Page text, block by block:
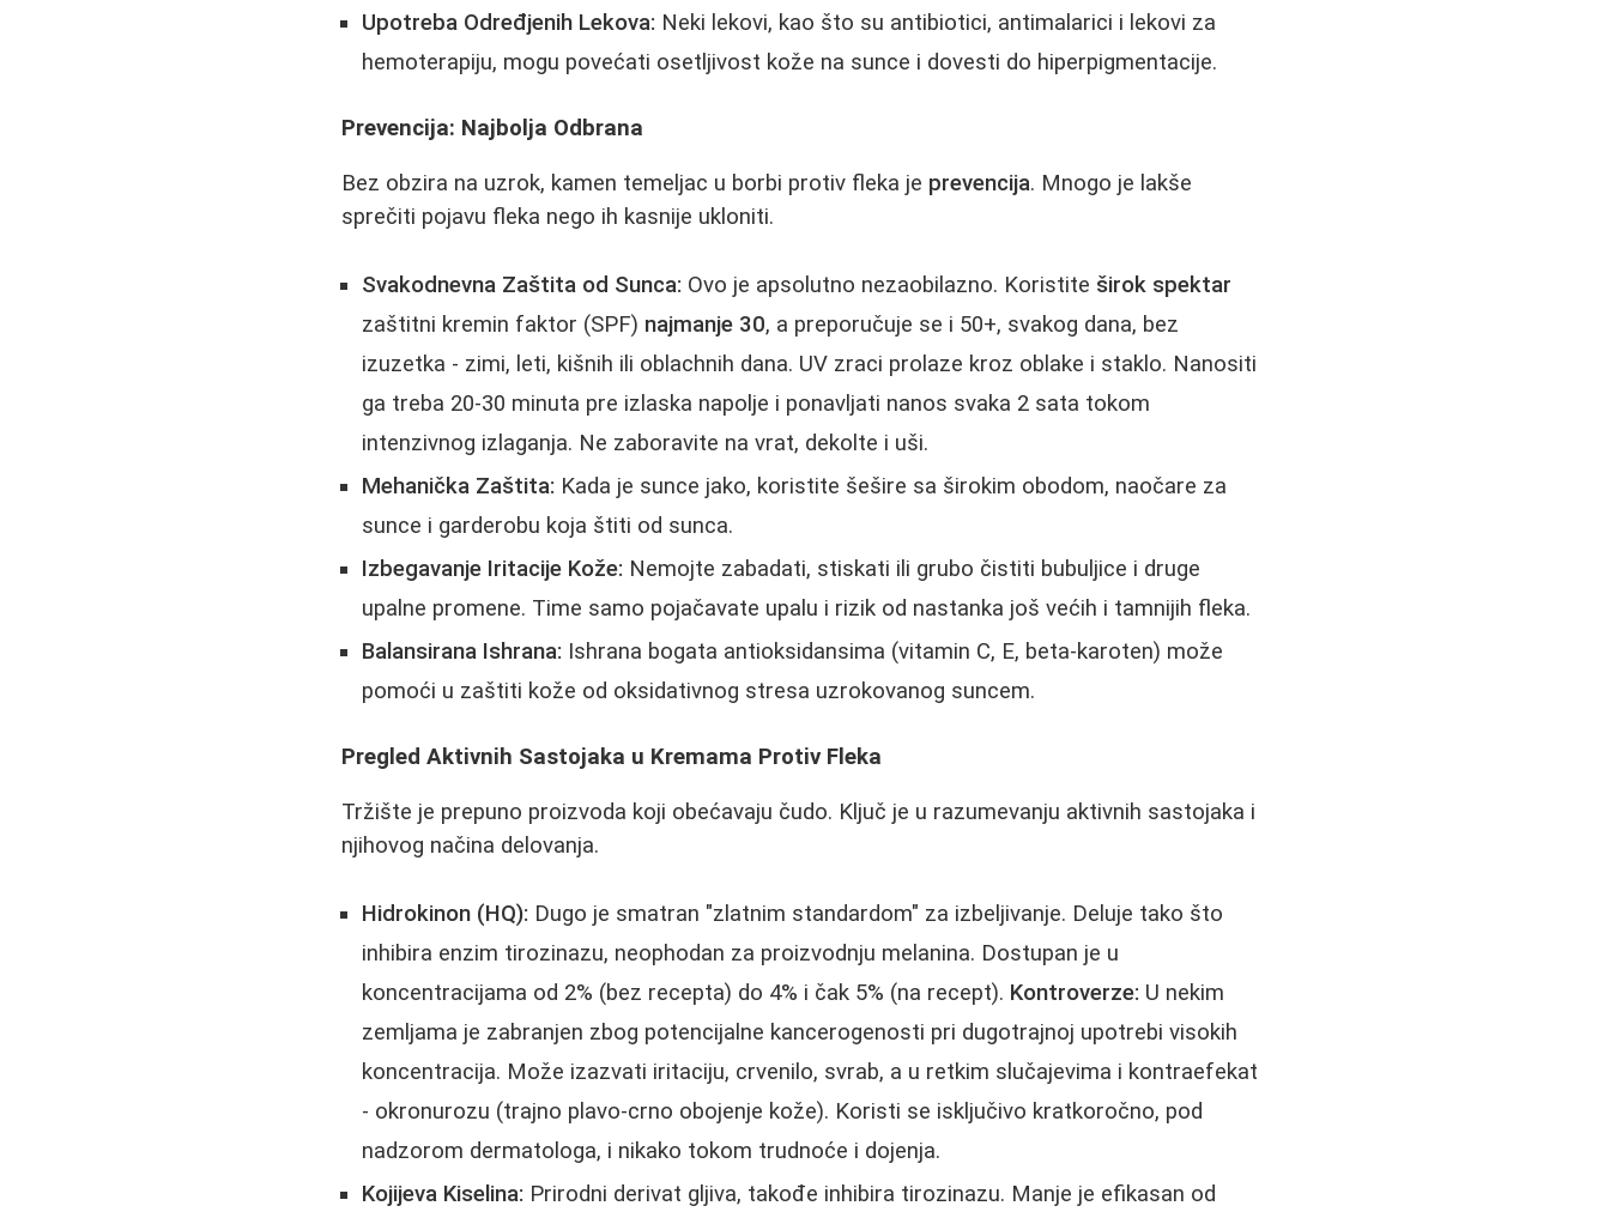
Upotreba Određjenih Lekova: Neki lekovi, kao što su antibiotici, antimalarici i lekovi za
hemoterapiju, mogu povećati osetljivost kože na sunce i dovesti do hiperpigmentacije.
Prevencija: Najbolja Odbrana
Bez obzira na uzrok, kamen temeljac u borbi protiv fleka je prevencija. Mnogo je lakše
sprečiti pojavu fleka nego ih kasnije ukloniti.
Svakodnevna Zaštita od Sunca: Ovo je apsolutno nezaobilazno. Koristite širok spektar
zaštitni kremin faktor (SPF) najmanje 30, a preporučuje se i 50+, svakog dana, bez
izuzetka - zimi, leti, kišnih ili oblachnih dana. UV zraci prolaze kroz oblake i staklo. Nanositi
ga treba 20-30 minuta pre izlaska napolje i ponavljati nanos svaka 2 sata tokom
intenzivnog izlaganja. Ne zaboravite na vrat, dekolte i uši.
Mehanička Zaštita: Kada je sunce jako, koristite šešire sa širokim obodom, naočare za
sunce i garderobu koja štiti od sunca.
Izbegavanje Iritacije Kože: Nemojte zabadati, stiskati ili grubo čistiti bubuljice i druge
upalne promene. Time samo pojačavate upalu i rizik od nastanka još većih i tamnijih fleka.
Balansirana Ishrana: Ishrana bogata antioksidansima (vitamin C, E, beta-karoten) može
pomoći u zaštiti kože od oksidativnog stresa uzrokovanog suncem.
Pregled Aktivnih Sastojaka u Kremama Protiv Fleka
Tržište je prepuno proizvoda koji obećavaju čudo. Ključ je u razumevanju aktivnih sastojaka i
njihovog načina delovanja.
Hidrokinon (HQ): Dugo je smatran "zlatnim standardom" za izbeljivanje. Deluje tako što
inhibira enzim tirozinazu, neophodan za proizvodnju melanina. Dostupan je u
koncentracijama od 2% (bez recepta) do 4% i čak 5% (na recept). Kontroverze: U nekim
zemljama je zabranjen zbog potencijalne kancerogenosti pri dugotrajnoj upotrebi visokih
koncentracija. Može izazvati iritaciju, crvenilo, svrab, a u retkim slučajevima i kontraefekat
- okronurozu (trajno plavo-crno obojenje kože). Koristi se isključivo kratkoročno, pod
nadzorom dermatologa, i nikako tokom trudnoće i dojenja.
Kojijeva Kiselina: Prirodni derivat gljiva, takođe inhibira tirozinazu. Manje je efikasan od